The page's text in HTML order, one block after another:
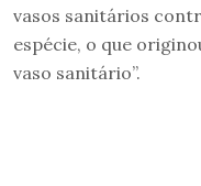
vasos sanitários
espécie, o que
vaso sanitário”.